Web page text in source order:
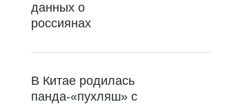
данных о
россиянах
В Китае родилась
панда-«пухляш» с